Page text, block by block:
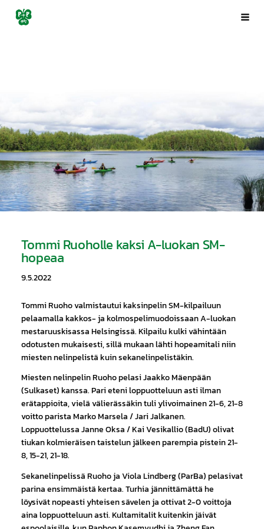
Siirry
sivun
Porin Pyrintö ry
Tommi Ruoholle kaksi A-luokan SM-
hopeaa
9.5.2022
Tommi Ruoho valmistautui kaksinpelin SM-kilpailuun
pelaamalla kakkos- ja kolmospelimuodoissaan A-luokan
mestaruuskisassa Helsingissä. Kilpailu kulki vähintään
odotusten mukaisesti, sillä mukaan lähti hopeamitali niin
miesten nelinpelistä kuin sekanelinpelistäkin.
Miesten nelinpelin Ruoho pelasi Jaakko Mäenpään
(Sulkaset) kanssa. Pari eteni loppuotteluun asti ilman
erätappioita, vielä välierässäkin tuli ylivoimainen 21-6, 21-8
voitto parista Marko Marsela / Jari Jalkanen.
Loppuottelussa Janne Oksa / Kai Vesikallio (BadU) olivat
tiukan kolmieräisen taistelun jälkeen parempia pistein 21-
8, 15-21, 21-18.
Sekanelinpelissä Ruoho ja Viola Lindberg (ParBa) pelasivat
parina ensimmäistä kertaa. Turhia jännittämättä he
löysivät nopeasti yhteisen sävelen ja ottivat 2-0 voittoja
aina loppuotteluun asti. Kultamitalit kuitenkin jäivät